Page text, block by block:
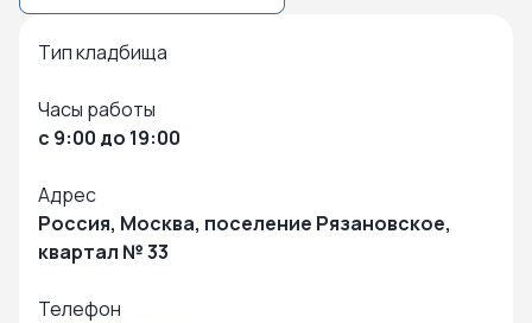
Тип кладбища
Часы работы
с 9:00 до 19:00
Адрес
Россия, Москва, поселение Рязановское,
квартал № 33
Телефон
Чтобы закрыть карту – кликните в любую точку на карте